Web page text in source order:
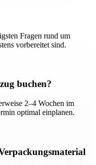
Fragen rund um
vorbereitet sind.
buchen?
2–4 Wochen im
optimal einplanen.